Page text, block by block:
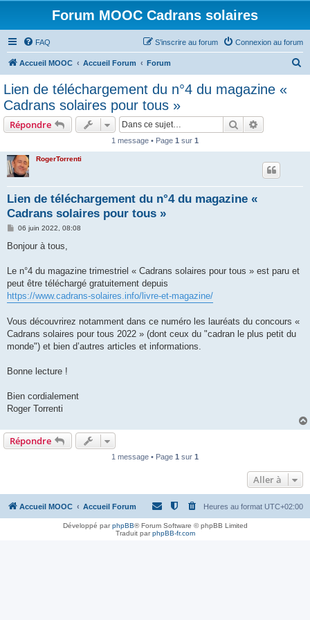
Forum MOOC Cadrans solaires
FAQ Connexion au forum
S’inscrire au forum
Accueil MOOC Accueil Forum Forum
Lien de téléchargement du n°4 du magazine «
Cadrans solaires pour tous »
Répondre Rechercher
1 message • Page 1 sur 1
RogerTorrenti
Lien de téléchargement du n°4 du magazine «
Cadrans solaires pour tous »
M
s
g
06 juin 2022, 08:08
Bonjour à tous,
Le n°4 du magazine trimestriel « Cadrans solaires pour tous » est paru et
peut être téléchargé gratuitement depuis
https://www.cadrans-solaires.info/livre-et-magazine/
Vous découvrirez notamment dans ce numéro les lauréats du concours «
Cadrans solaires pour tous 2022 » (dont ceux du "cadran le plus petit du
monde") et bien d’autres articles et informations.
Bonne lecture !
Bien cordialement
Roger Torrenti
Répondre
1 message • Page 1 sur 1
Aller à
Accueil MOOC Accueil Forum Heures au format UTC+02:00
Développé parphpBB® Forum Software © phpBB Limited
Traduit parphpBB-fr.com